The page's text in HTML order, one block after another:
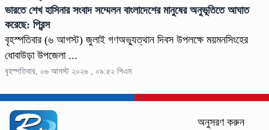
ভারতে শেখ হাসিনার সংবাদ সম্মেলন বাংলাদেশের মানুষের অনুভূতিতে আঘাত
করেছে: প্রিন্স
বৃহস্পতিবার (৬ আগস্ট) জুলাই গণঅভ্যুত্থান দিবস উপলক্ষে ময়মনসিংহের
ধোবাউড়া উপজেলা ...
বৃহস্পতিবার, ০৬ আগস্ট ২০২৬ , ০৯:৫২ পিএম
অনুসরণ করুন